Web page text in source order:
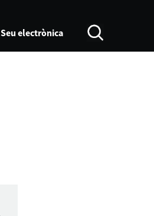
Seu electrònica